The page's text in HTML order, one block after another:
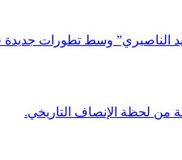
الناصيري” وسط تطورات
لحظة الإنصاف التاريخي.